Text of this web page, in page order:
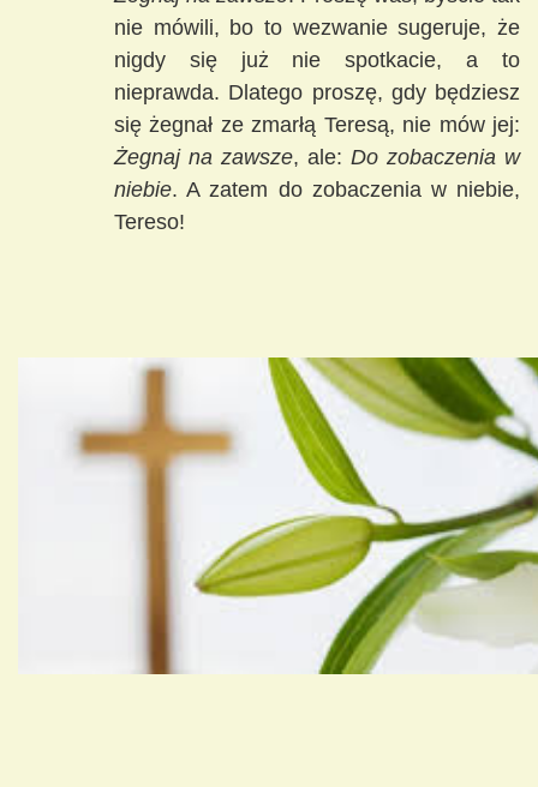
nie mówili, bo to wezwanie sugeruje, że
nigdy się już nie spotkacie, a to
nieprawda. Dlatego proszę, gdy będziesz
się żegnał ze zmarłą Teresą, nie mów jej:
Żegnaj na zawsze, ale: Do zobaczenia w
niebie. A zatem do zobaczenia w niebie,
Tereso!